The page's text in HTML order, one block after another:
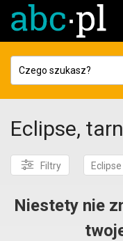
Eclipse,
Filtry Eclipse
Niestety nie